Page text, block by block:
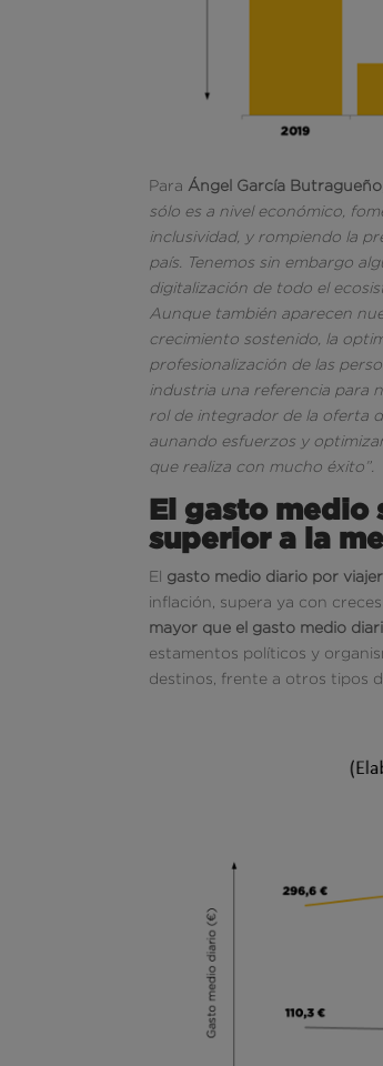
Para Ángel García Butragueño
sólo es a nivel económico,
inclusividad, y rompiendo la
país. Tenemos sin embargo
digitalización de todo el
Aunque también aparecen
crecimiento sostenido, la
profesionalización de las
industria una referencia para
rol de integrador de la oferta
aunando esfuerzos y
que realiza con mucho éxito”.
El gasto medio
superior a la
El gasto medio diario por
inflación, supera ya con
mayor que el gasto medio
estamentos políticos y
destinos, frente a otros tipos